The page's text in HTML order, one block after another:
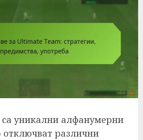
са уникални алфанумерни
отключват различни